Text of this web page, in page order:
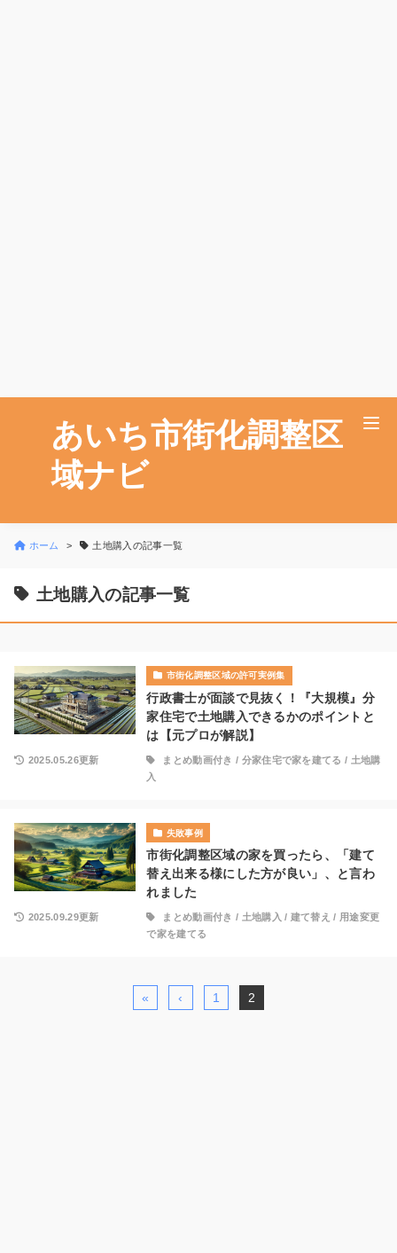
あいち市街化調整区
域ナビ
ホーム 土地購入の記事一覧
土地購入の記事一覧
市街化調整区域の許可実例集
行政書士が面談で見抜く！『大規模』分
家住宅で土地購入できるかのポイントと
は【元プロが解説】
2025.05.26更新 まとめ動画付き / 分家住宅で家を建てる / 土地購
入
失敗事例
市街化調整区域の家を買ったら、「建て
替え出来る様にした方が良い」、と言わ
れました
2025.09.29更新 まとめ動画付き / 土地購入 / 建て替え / 用途変更
で家を建てる
« ‹ 1 2